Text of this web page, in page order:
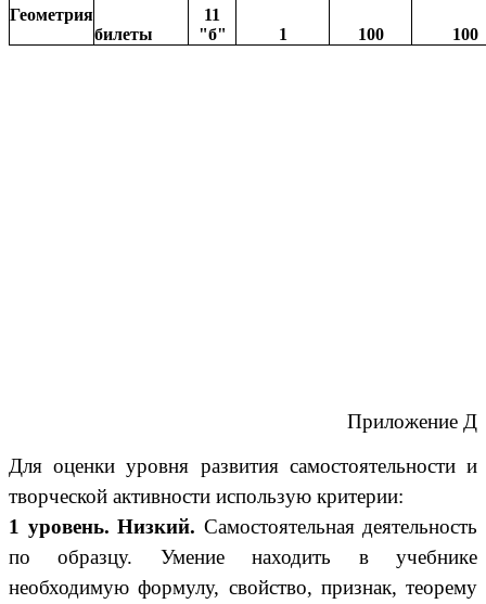
Геометрия
билеты
11
"б"
1 100 100
Приложение Д
Для оценки уровня развития самостоятельности и
творческой активности использую критерии:
1 уровень. Низкий. Самостоятельная деятельность
по образцу. Умение находить в учебнике
необходимую формулу, свойство, признак, теорему